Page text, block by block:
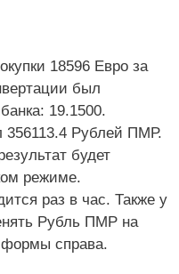
18596 Евро за
был
19.1500.
356113.4 Рублей ПМР.
будет
режиме.
раз в час. Также у
Рубль ПМР на
справа.